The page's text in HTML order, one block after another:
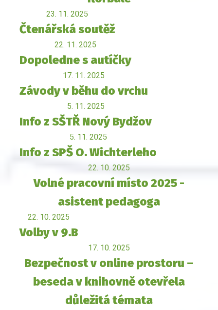
23. 11. 2025
Čtenářská soutěž
22. 11. 2025
Dopoledne s autíčky
17. 11. 2025
Závody v běhu do vrchu
5. 11. 2025
Info z SŠTŘ Nový Bydžov
5. 11. 2025
Info z SPŠ O. Wichterleho
22. 10. 2025
Volné pracovní místo 2025 -
asistent pedagoga
22. 10. 2025
Volby v 9.B
17. 10. 2025
Bezpečnost v online prostoru –
beseda v knihovně otevřela
důležitá témata